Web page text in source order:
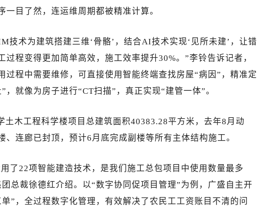
一目了然，连运维周期都被精准计算。
技术为建筑搭建三维‘骨骼’，结合AI技术实现‘见所未建’，让错
过程变得更加简单高效，施工效率提升30%。”李铃告诉记者，
过程中需要维修，可直接使用智能终端查找房屋“病因”，精准定
，就像为房子进行“CT扫描”，真正实现“建管一体”。
土木工程科学楼项目总建筑面积40383.28平方米，去年8月动
、连廊已封顶，预计6月底完成副楼等所有主体结构施工。
了22项智能建造技术，是我们施工总包项目中使用数量最多
总裁徐德红介绍。以“数字协同促项目管理”为例，广盛自主开
”，全过程数字化管理，有效解决了农民工工资账目不清的问